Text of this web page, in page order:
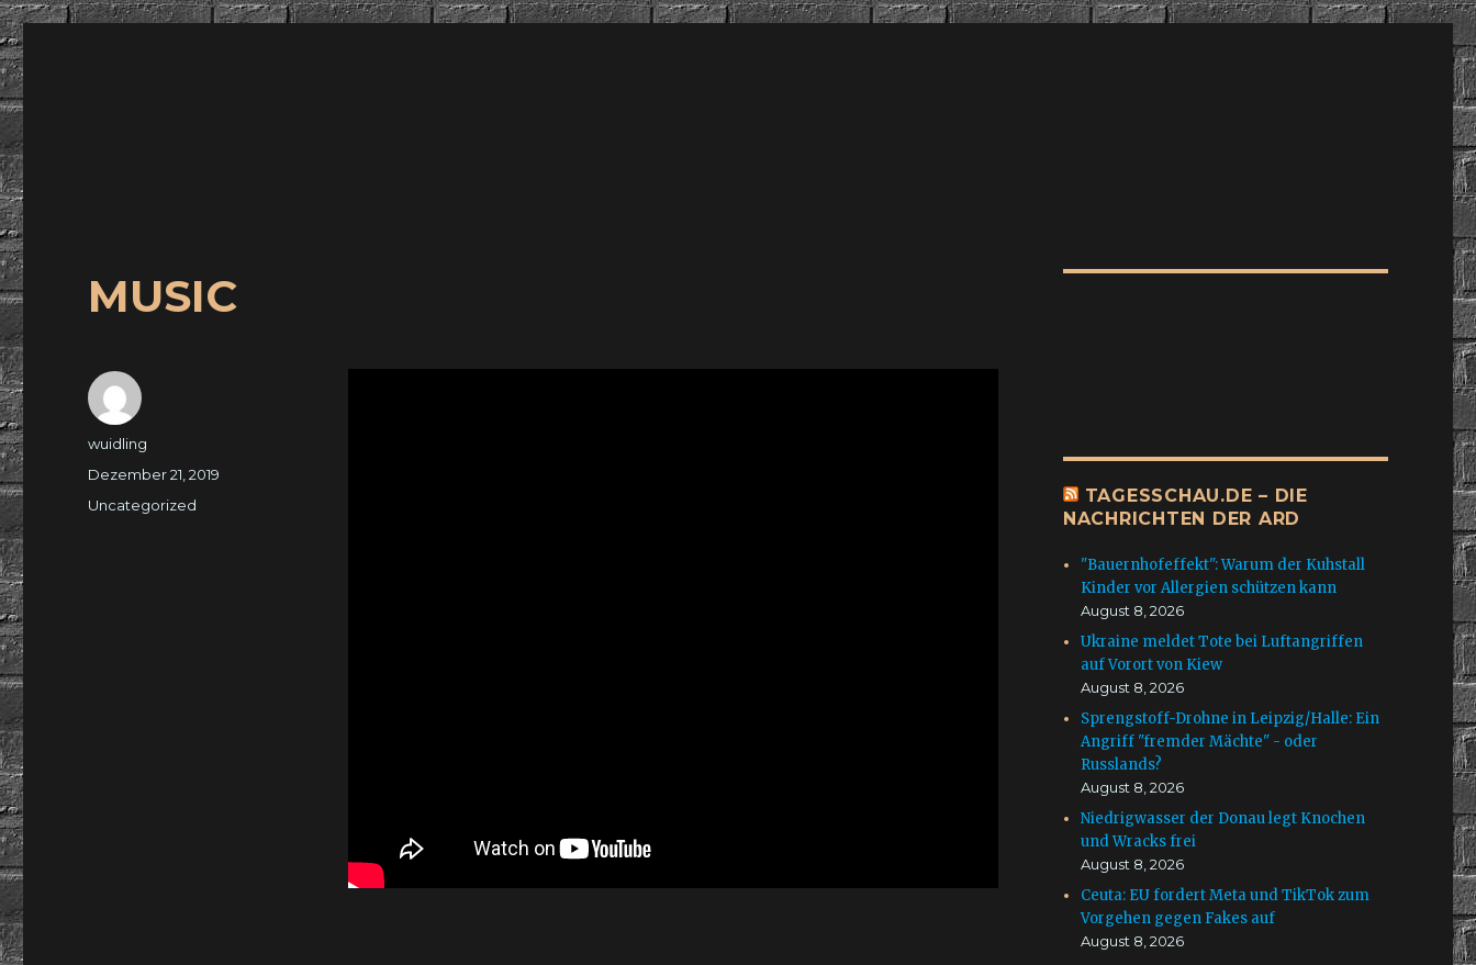
MUSIC
Autor
wuidling
Veröffentlicht
Dezember 21, 2019
Kategorien
Uncategorized
TAGESSCHAU.DE – DIE
NACHRICHTEN DER ARD
"Bauernhofeffekt": Warum der Kuhstall
Kinder vor Allergien schützen kann
August 8, 2026
Ukraine meldet Tote bei Luftangriffen
auf Vorort von Kiew
August 8, 2026
Sprengstoff-Drohne in Leipzig/Halle: Ein
Angriff "fremder Mächte" - oder
Russlands?
August 8, 2026
Niedrigwasser der Donau legt Knochen
und Wracks frei
August 8, 2026
Ceuta: EU fordert Meta und TikTok zum
Vorgehen gegen Fakes auf
August 8, 2026